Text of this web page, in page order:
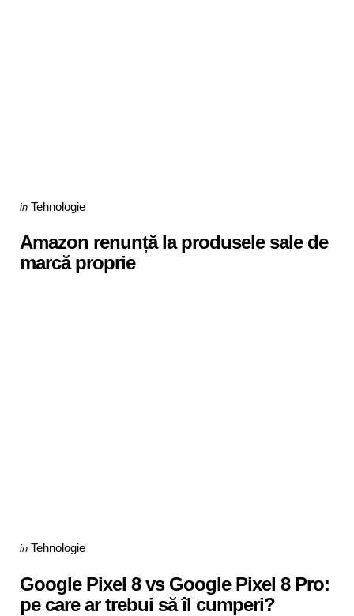
Categories
Posted
in Tehnologie
Amazon renunță la produsele sale de
marcă proprie
Categories
Posted
in Tehnologie
Google Pixel 8 vs Google Pixel 8 Pro:
pe care ar trebui să îl cumperi?